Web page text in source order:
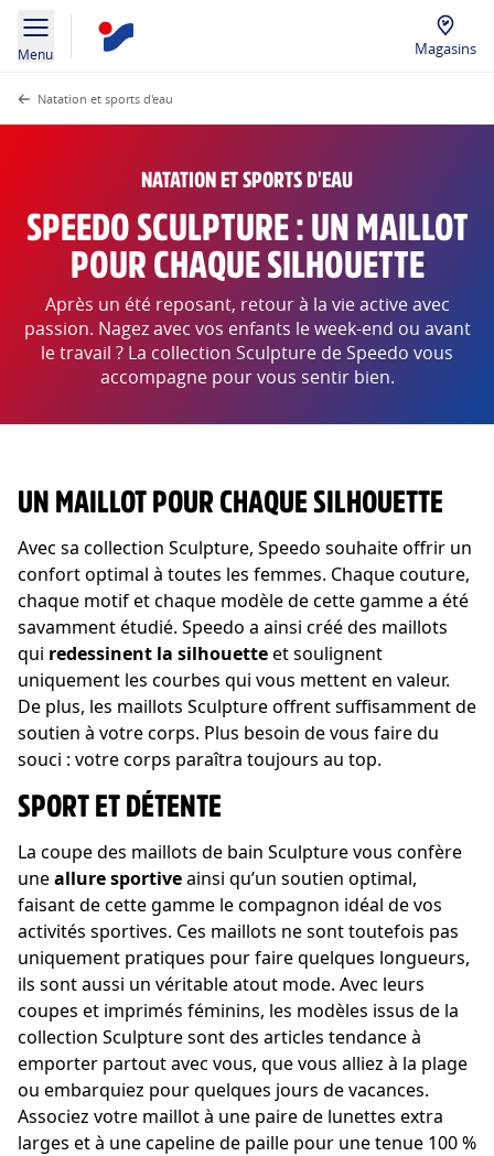
Menu Magasins
Natation et sports d'eau
NATATION ET SPORTS D'EAU
SPEEDO SCULPTURE : UN MAILLOT
POUR CHAQUE SILHOUETTE
Après un été reposant, retour à la vie active avec
passion. Nagez avec vos enfants le week-end ou avant
le travail ? La collection Sculpture de Speedo vous
accompagne pour vous sentir bien.
UN MAILLOT POUR CHAQUE SILHOUETTE
Avec sa collection Sculpture, Speedo souhaite offrir un
confort optimal à toutes les femmes. Chaque couture,
chaque motif et chaque modèle de cette gamme a été
savamment étudié. Speedo a ainsi créé des maillots
qui redessinent la silhouetteet soulignent
uniquement les courbes qui vous mettent en valeur.
De plus, les maillots Sculpture offrent suffisamment de
soutien à votre corps. Plus besoin de vous faire du
souci : votre corps paraîtra toujours au top.
SPORT ET DÉTENTE
La coupe des maillots de bain Sculpture vous confère
uneallure sportiveainsi qu’un soutien optimal,
faisant de cette gamme le compagnon idéal de vos
activités sportives. Ces maillots ne sont toutefois pas
uniquement pratiques pour faire quelques longueurs,
ils sont aussi un véritable atout mode. Avec leurs
coupes et imprimés féminins, les modèles issus de la
collection Sculpture sont des articles tendance à
emporter partout avec vous, que vous alliez à la plage
ou embarquiez pour quelques jours de vacances.
Associez votre maillot à une paire de lunettes extra
larges et à une capeline de paille pour une tenue 100 %